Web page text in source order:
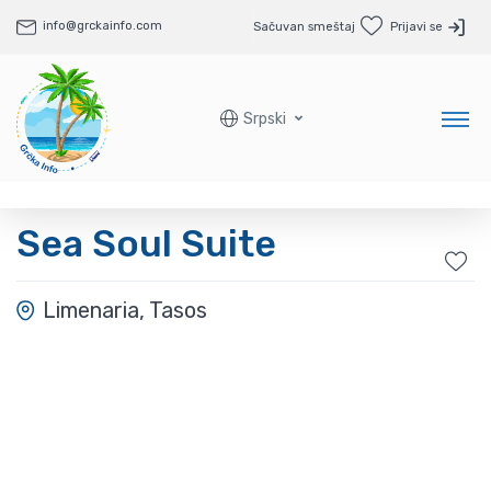
info@grckainfo.com Sačuvan smeštaj Prijavi se
Srpski
Sea Soul Suite
Limenaria, Tasos